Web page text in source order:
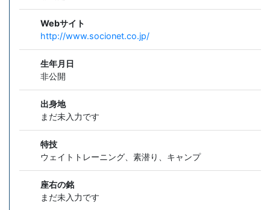
Webサイト
http://www.socionet.co.jp/
生年月日
非公開
出身地
まだ未入力です
特技
ウェイトトレーニング、素潜り、キャンプ
座右の銘
まだ未入力です